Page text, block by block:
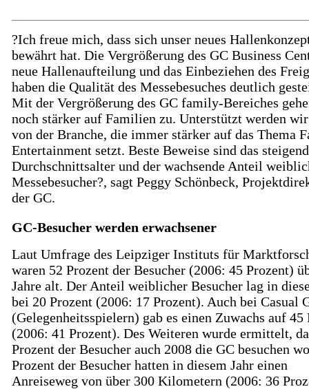
?Ich freue mich, dass sich unser neues
bewährt hat. Die Vergrößerung des GC Business
neue Hallenaufteilung und das Einbeziehen des
haben die Qualität des Messebesuches deutlich
Mit der Vergrößerung des GC family-Bereiches
noch stärker auf Familien zu. Unterstützt werden
von der Branche, die immer stärker auf das Thema
Entertainment setzt. Beste Beweise sind das
Durchschnittsalter und der wachsende Anteil
Messebesucher?, sagt Peggy Schönbeck,
der GC.
GC-Besucher werden erwachsener
Laut Umfrage des Leipziger Instituts für
waren 52 Prozent der Besucher (2006: 45 Prozent)
Jahre alt. Der Anteil weiblicher Besucher lag in
bei 20 Prozent (2006: 17 Prozent). Auch bei Casual
(Gelegenheitsspielern) gab es einen Zuwachs auf 45
(2006: 41 Prozent). Des Weiteren wurde ermittelt,
Prozent der Besucher auch 2008 die GC besuchen
Prozent der Besucher hatten in diesem Jahr einen
Anreiseweg von über 300 Kilometern (2006: 36